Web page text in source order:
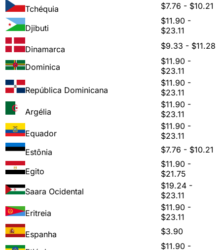
Tchéquia
$7.76 - $10.21
Djibuti
$11.90 -
$23.11
Dinamarca
$9.33 - $11.28
Dominica
$11.90 -
$23.11
República Dominicana
$11.90 -
$23.11
Argélia
$11.90 -
$23.11
Equador
$11.90 -
$23.11
Estônia
$7.76 - $10.21
Egito
$11.90 -
$21.75
Saara Ocidental
$19.24 -
$23.11
Eritreia
$11.90 -
$23.11
Espanha
$3.90
$11.90 -